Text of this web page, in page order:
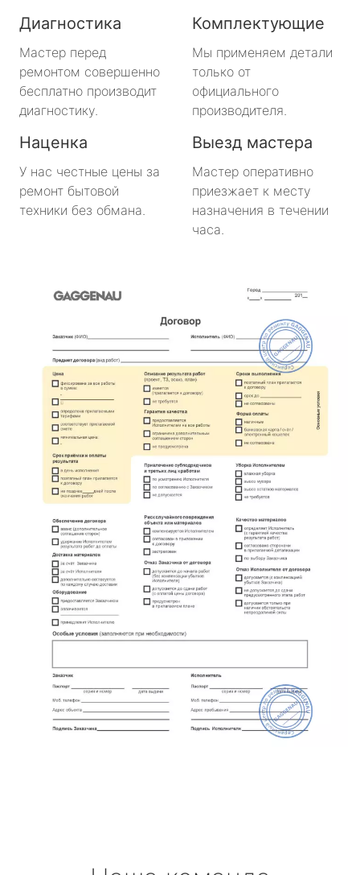
Диагностика
Мастер перед
ремонтом совершенно
бесплатно производит
диагностику.
Комплектующие
Мы применяем детали
только от
официального
производителя.
Наценка
У нас честные цены за
ремонт бытовой
техники без обмана.
Выезд мастера
Мастер оперативно
приезжает к месту
назначения в течении
часа.